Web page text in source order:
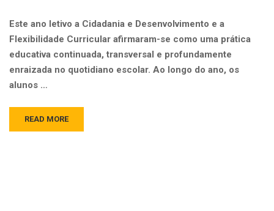
Este ano letivo a Cidadania e Desenvolvimento e a
Flexibilidade Curricular afirmaram-se como uma prática
educativa continuada, transversal e profundamente
enraizada no quotidiano escolar. Ao longo do ano, os
alunos …
READ MORE